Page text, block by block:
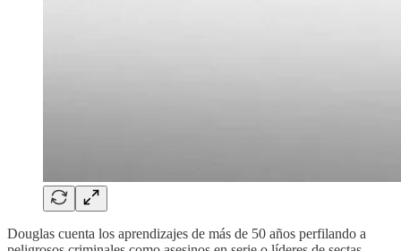
Douglas cuenta los aprendizajes de más de 50 años perfilando a